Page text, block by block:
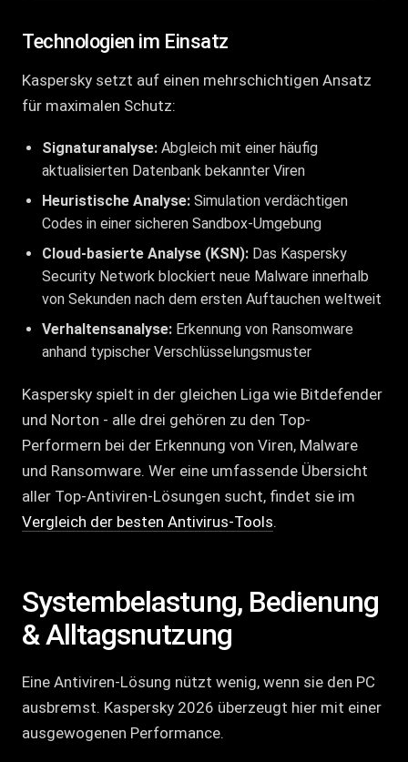
Technologien im Einsatz
Kaspersky setzt auf einen mehrschichtigen Ansatz
für maximalen Schutz:
Signaturanalyse: Abgleich mit einer häufig
aktualisierten Datenbank bekannter Viren
Heuristische Analyse: Simulation verdächtigen
Codes in einer sicheren Sandbox-Umgebung
Cloud-basierte Analyse (KSN): Das Kaspersky
Security Network blockiert neue Malware innerhalb
von Sekunden nach dem ersten Auftauchen weltweit
Verhaltensanalyse: Erkennung von Ransomware
anhand typischer Verschlüsselungsmuster
Kaspersky spielt in der gleichen Liga wie Bitdefender
und Norton - alle drei gehören zu den Top-
Performern bei der Erkennung von Viren, Malware
und Ransomware. Wer eine umfassende Übersicht
aller Top-Antiviren-Lösungen sucht, findet sie im
Vergleich der besten Antivirus-Tools.
Systembelastung, Bedienung
& Alltagsnutzung
Eine Antiviren-Lösung nützt wenig, wenn sie den PC
ausbremst. Kaspersky 2026 überzeugt hier mit einer
ausgewogenen Performance.